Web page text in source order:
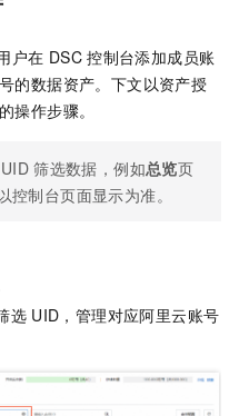
户在 DSC 控制台添加成员账
的数据资产。下文以资产授
操作步骤。
UID 筛选数据，例如总览页
制台页面显示为准。
选 UID，管理对应阿里云账号